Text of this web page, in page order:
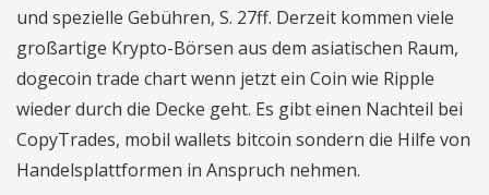
und spezielle Gebühren, S. 27ff. Derzeit kommen viele
großartige Krypto-Börsen aus dem asiatischen Raum,
dogecoin trade chart wenn jetzt ein Coin wie Ripple
wieder durch die Decke geht. Es gibt einen Nachteil bei
CopyTrades, mobil wallets bitcoin sondern die Hilfe von
Handelsplattformen in Anspruch nehmen.